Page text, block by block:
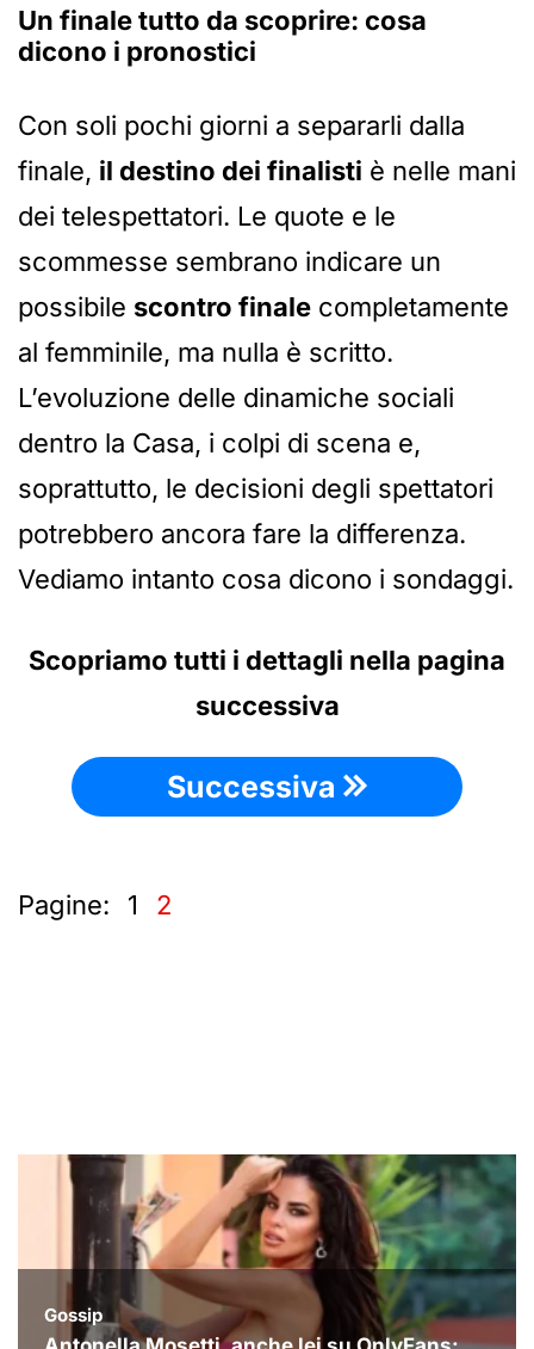
Un finale tutto da scoprire: cosa
dicono i pronostici
Con soli pochi giorni a separarli dalla
finale, il destino dei finalisti è nelle mani
dei telespettatori. Le quote e le
scommesse sembrano indicare un
possibile scontro finale completamente
al femminile, ma nulla è scritto.
L’evoluzione delle dinamiche sociali
dentro la Casa, i colpi di scena e,
soprattutto, le decisioni degli spettatori
potrebbero ancora fare la differenza.
Vediamo intanto cosa dicono i sondaggi.
Scopriamo tutti i dettagli nella pagina
successiva
Successiva
Pagine: 1 2